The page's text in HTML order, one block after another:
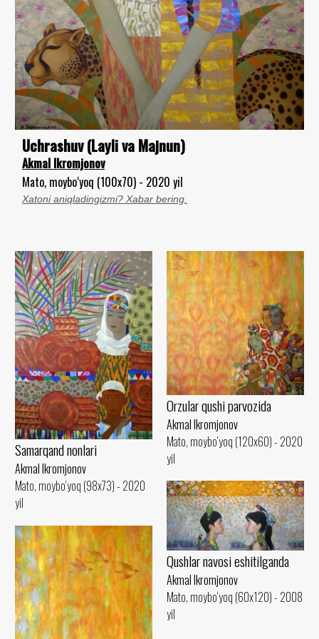
Uchrashuv (Layli va Majnun)
Akmal Ikromjonov
Mato, moybo‘yoq (100x70) - 2020 yil
Xatoni aniqladingizmi? Xabar bering.
Samarqand nonlari
Akmal Ikromjonov
Mato, moybo‘yoq (98x73) - 2020
yil
Orzular qushi parvozida
Akmal Ikromjonov
Mato, moybo‘yoq (120x60) - 2020
yil
Qushlar navosi eshitilganda
Akmal Ikromjonov
Mato, moybo‘yoq (60x120) - 2008
yil